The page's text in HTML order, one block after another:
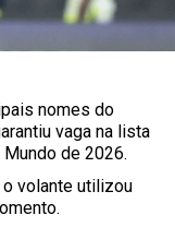
nomes do
vaga na lista
de 2026.
volante utilizou